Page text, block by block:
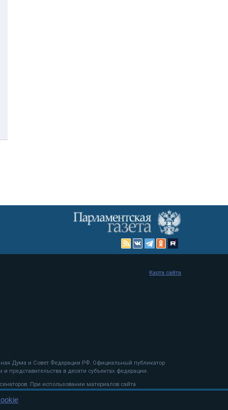
Дума и Совет Федерации РФ. Официальный публикатор
представительства в десяти субъектах федерации.
При использовании материалов сайта
Карта сайта